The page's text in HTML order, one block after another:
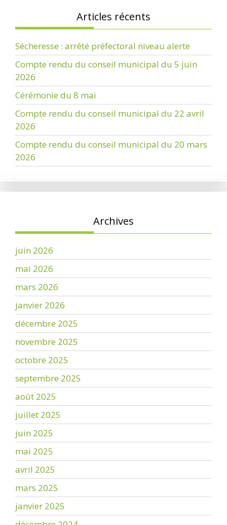
Articles récents
Sécheresse : arrêté préfectoral niveau alerte
Compte rendu du conseil municipal du 5 juin
2026
Cérémonie du 8 mai
Compte rendu du conseil municipal du 22 avril
2026
Compte rendu du conseil municipal du 20 mars
2026
Archives
juin 2026
mai 2026
mars 2026
janvier 2026
décembre 2025
novembre 2025
octobre 2025
septembre 2025
août 2025
juillet 2025
juin 2025
mai 2025
avril 2025
mars 2025
janvier 2025